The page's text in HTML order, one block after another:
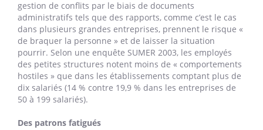
gestion de conflits par le biais de documents
administratifs tels que des rapports, comme c’est le cas
dans plusieurs grandes entreprises, prennent le risque «
de braquer la personne » et de laisser la situation
pourrir. Selon une enquête SUMER 2003, les employés
des petites structures notent moins de « comportements
hostiles » que dans les établissements comptant plus de
dix salariés (14 % contre 19,9 % dans les entreprises de
50 à 199 salariés).
Des patrons fatigués